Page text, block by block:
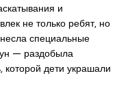
и
не только ребят, но
специальные
— раздобыла
которой дети украшали